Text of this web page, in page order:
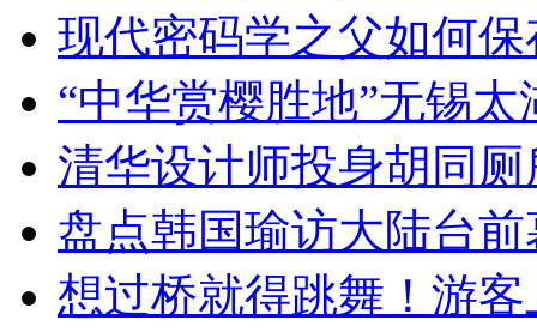
现代密码学之父如何
“中华赏樱胜地”无锡
清华设计师投身胡同
盘点韩国瑜访大陆台
想过桥就得跳舞！游客